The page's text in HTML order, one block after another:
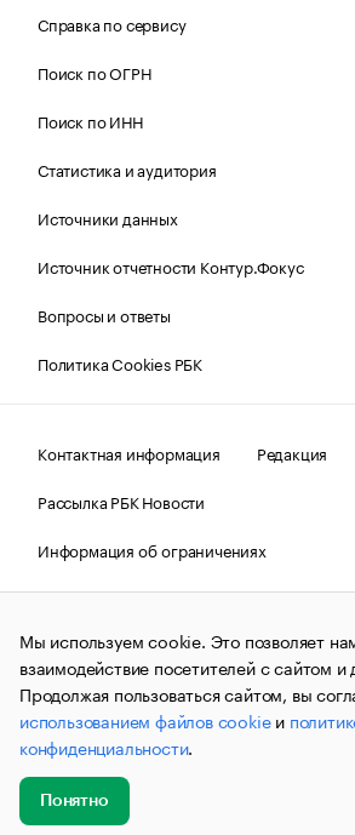
Справка по сервису
Поиск по ОГРН
Поиск по ИНН
Статистика и аудитория
Источники данных
Источник отчетности Контур.Фокус
Вопросы и ответы
Политика Cookies РБК
Контактная информация
Редакция
Рассылка РБК Новости
Информация об ограничениях
Правовая информация
О соблюдении
© АО «РОСБИЗНЕСКОНСАЛТИНГ»,
и материалы информационного
(зарегистрировано Федеральной службой
связи, информационных технологий и
коммуникаций (Роскомнадзор) 09.12.2015
№ФС77-63848) сопровождаются пометкой
публикации могут содержать информацию,
не предназначенную для пользователей
до 18 лет.
Мы используем cookie. Это позволяет
взаимодействие посетителей с сайтом и
Продолжая пользоваться сайтом, вы
использованием файлов cookieи
конфиденциальности.
Понятно